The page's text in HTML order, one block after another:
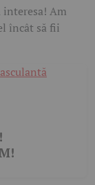
interesa! Am
încât să fii